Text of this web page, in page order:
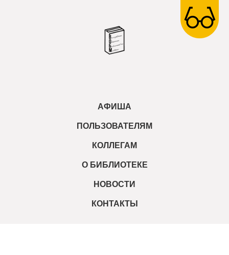
АФИША
ПОЛЬЗОВАТЕЛЯМ
КОЛЛЕГАМ
О БИБЛИОТЕКЕ
НОВОСТИ
КОНТАКТЫ